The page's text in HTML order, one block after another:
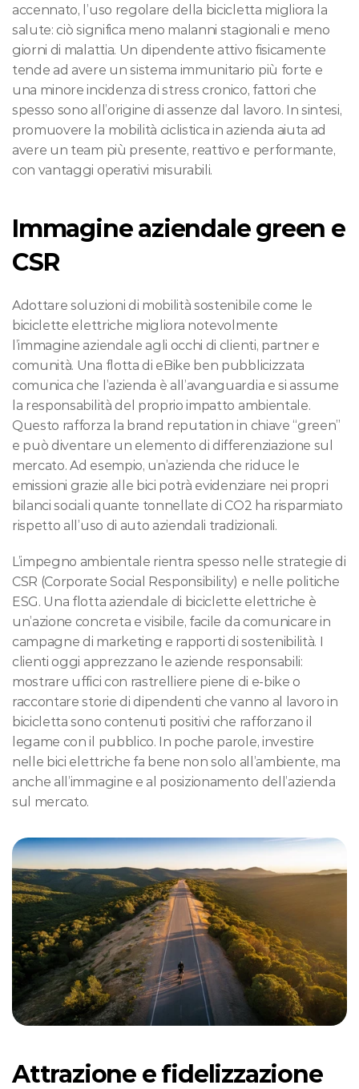
accennato, l’uso regolare della bicicletta migliora la
salute: ciò significa meno malanni stagionali e meno
giorni di malattia. Un dipendente attivo fisicamente
tende ad avere un sistema immunitario più forte e
una minore incidenza di stress cronico, fattori che
spesso sono all’origine di assenze dal lavoro. In sintesi,
promuovere la mobilità ciclistica in azienda aiuta ad
avere un team più presente, reattivo e performante,
con vantaggi operativi misurabili.
Immagine aziendale green e
CSR
Adottare soluzioni di mobilità sostenibile come le
biciclette elettriche migliora notevolmente
l’immagine aziendale agli occhi di clienti, partner e
comunità. Una flotta di eBike ben pubblicizzata
comunica che l’azienda è all’avanguardia e si assume
la responsabilità del proprio impatto ambientale.
Questo rafforza la brand reputation in chiave “green”
e può diventare un elemento di differenziazione sul
mercato. Ad esempio, un’azienda che riduce le
emissioni grazie alle bici potrà evidenziare nei propri
bilanci sociali quante tonnellate di CO2 ha risparmiato
rispetto all’uso di auto aziendali tradizionali.
L’impegno ambientale rientra spesso nelle strategie di
CSR (Corporate Social Responsibility) e nelle politiche
ESG. Una flotta aziendale di biciclette elettriche è
un’azione concreta e visibile, facile da comunicare in
campagne di marketing e rapporti di sostenibilità. I
clienti oggi apprezzano le aziende responsabili:
mostrare uffici con rastrelliere piene di e-bike o
raccontare storie di dipendenti che vanno al lavoro in
bicicletta sono contenuti positivi che rafforzano il
legame con il pubblico. In poche parole, investire
nelle bici elettriche fa bene non solo all’ambiente, ma
anche all’immagine e al posizionamento dell’azienda
sul mercato.
Attrazione e fidelizzazione